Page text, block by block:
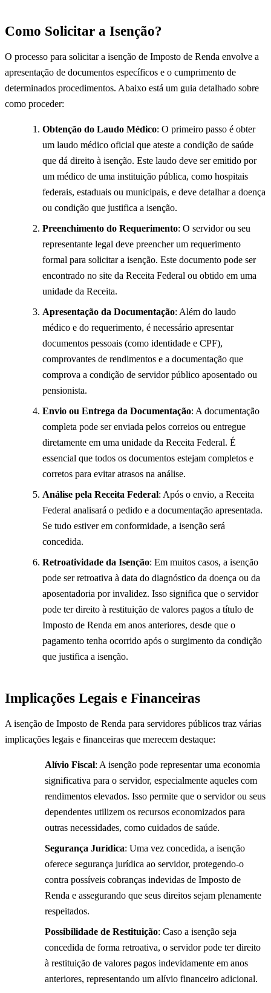
Como Solicitar a Isenção?
O processo para solicitar a isenção de Imposto de Renda envolve a
apresentação de documentos específicos e o cumprimento de
determinados procedimentos. Abaixo está um guia detalhado sobre
como proceder:
Obtenção do Laudo Médico: O primeiro passo é obter
um laudo médico oficial que ateste a condição de saúde
que dá direito à isenção. Este laudo deve ser emitido por
um médico de uma instituição pública, como hospitais
federais, estaduais ou municipais, e deve detalhar a doença
ou condição que justifica a isenção.
Preenchimento do Requerimento: O servidor ou seu
representante legal deve preencher um requerimento
formal para solicitar a isenção. Este documento pode ser
encontrado no site da Receita Federal ou obtido em uma
unidade da Receita.
Apresentação da Documentação: Além do laudo
médico e do requerimento, é necessário apresentar
documentos pessoais (como identidade e CPF),
comprovantes de rendimentos e a documentação que
comprova a condição de servidor público aposentado ou
pensionista.
Envio ou Entrega da Documentação: A documentação
completa pode ser enviada pelos correios ou entregue
diretamente em uma unidade da Receita Federal. É
essencial que todos os documentos estejam completos e
corretos para evitar atrasos na análise.
Análise pela Receita Federal: Após o envio, a Receita
Federal analisará o pedido e a documentação apresentada.
Se tudo estiver em conformidade, a isenção será
concedida.
Retroatividade da Isenção: Em muitos casos, a isenção
pode ser retroativa à data do diagnóstico da doença ou da
aposentadoria por invalidez. Isso significa que o servidor
pode ter direito à restituição de valores pagos a título de
Imposto de Renda em anos anteriores, desde que o
pagamento tenha ocorrido após o surgimento da condição
que justifica a isenção.
Implicações Legais e Financeiras
A isenção de Imposto de Renda para servidores públicos traz várias
implicações legais e financeiras que merecem destaque:
Alívio Fiscal: A isenção pode representar uma economia
significativa para o servidor, especialmente aqueles com
rendimentos elevados. Isso permite que o servidor ou seus
dependentes utilizem os recursos economizados para
outras necessidades, como cuidados de saúde.
Segurança Jurídica: Uma vez concedida, a isenção
oferece segurança jurídica ao servidor, protegendo-o
contra possíveis cobranças indevidas de Imposto de
Renda e assegurando que seus direitos sejam plenamente
respeitados.
Possibilidade de Restituição: Caso a isenção seja
concedida de forma retroativa, o servidor pode ter direito
à restituição de valores pagos indevidamente em anos
anteriores, representando um alívio financeiro adicional.